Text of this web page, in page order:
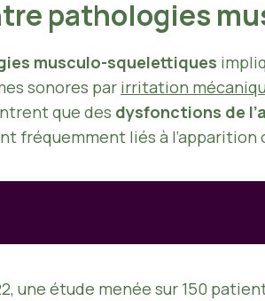
pathologies
musculo-squelettiques
sonores par irritation
que des dysfonctions de
fréquemment liés à l’apparition
une étude menée sur 150